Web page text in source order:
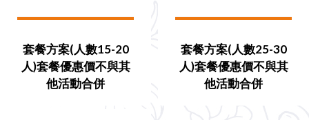
套餐方案(人數15-20
人)套餐優惠價不與其
他活動合併
套餐方案(人數25-30
人)套餐優惠價不與其
他活動合併